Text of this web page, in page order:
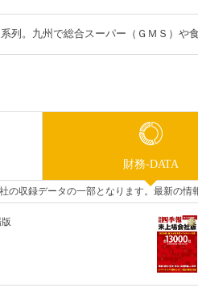
列。九州で総合スーパー（ＧＭＳ）や
財務-DATA
の収録データの一部となります。最新の情